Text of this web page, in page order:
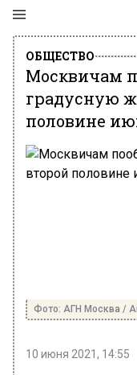
ОБЩЕСТВО
Москвичам
градусную
половине
Фото: АГН Москва /
10 июня 2021, 14:55